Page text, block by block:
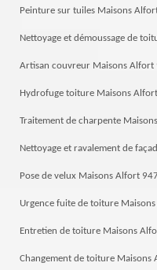
Peinture sur tuiles Maisons
Nettoyage et démoussage de
Artisan couvreur Maisons Alfort
Hydrofuge toiture Maisons
Traitement de charpente
Nettoyage et ravalement de
Pose de velux Maisons Alfort
Urgence fuite de toiture
Entretien de toiture Maisons
Changement de toiture Maisons